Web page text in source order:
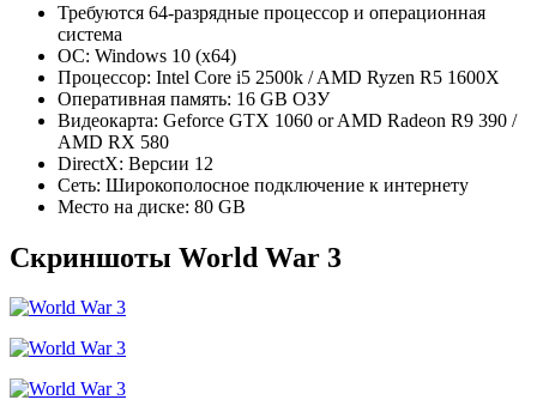
Требуются 64-разрядные процессор и операционная
система
ОС: Windows 10 (x64)
Процессор: Intel Core i5 2500k / AMD Ryzen R5 1600X
Оперативная память: 16 GB ОЗУ
Видеокарта: Geforce GTX 1060 or AMD Radeon R9 390 /
AMD RX 580
DirectX: Версии 12
Сеть: Широкополосное подключение к интернету
Место на диске: 80 GB
Скриншоты World War 3